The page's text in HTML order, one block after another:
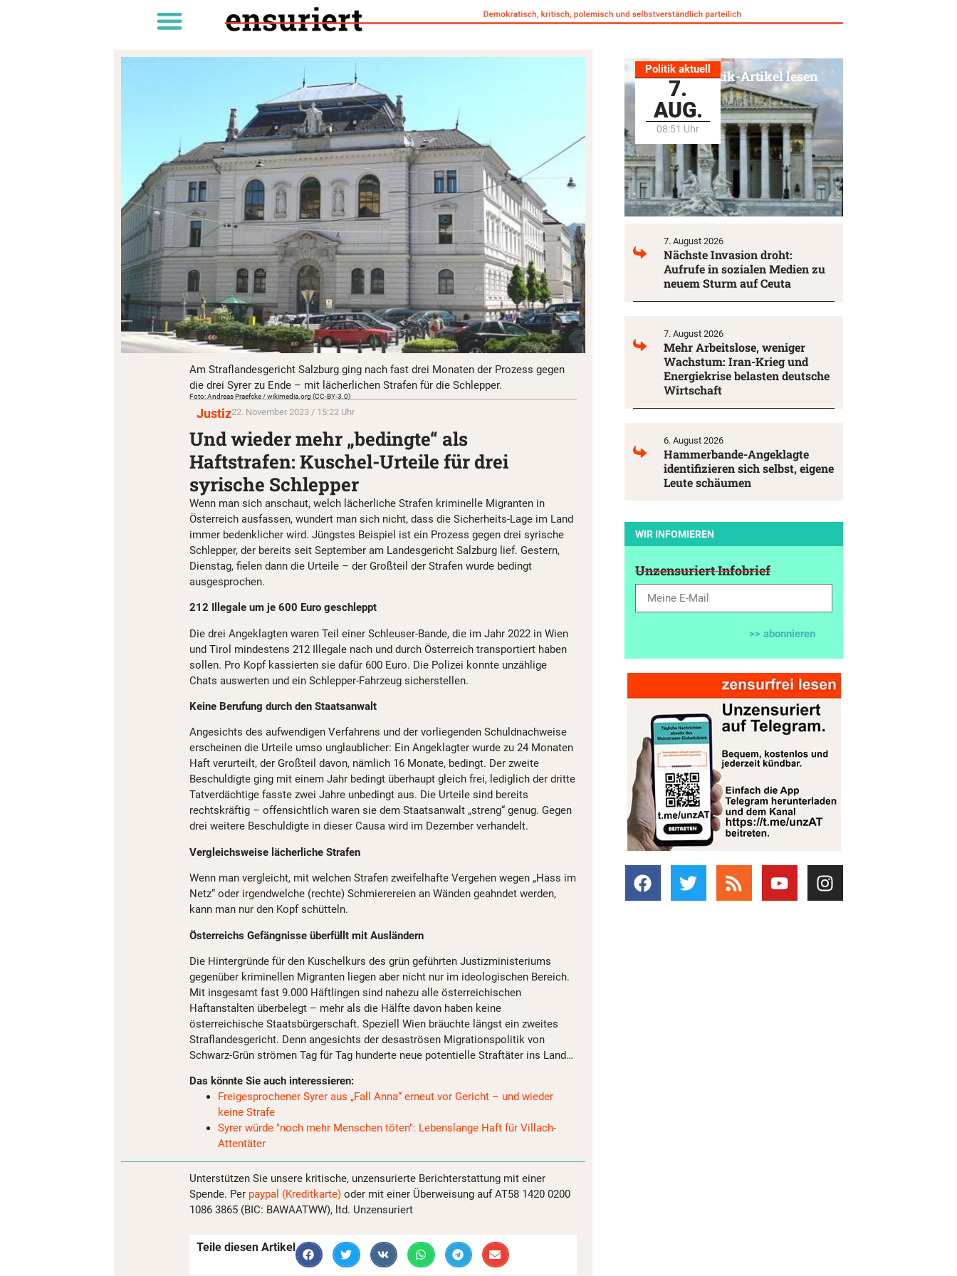
Am Straflandesgericht Salzburg ging nach fast drei Monaten der Prozess gegen
die drei Syrer zu Ende – mit lächerlichen Strafen für die Schlepper.
Foto: Andreas Praefcke / wikimedia.org (CC-BY-3.0)
Justiz22. November 2023 / 15:22 Uhr
Und wieder mehr „bedingte“ als
Haftstrafen: Kuschel-Urteile für drei
syrische Schlepper
Wenn man sich anschaut, welch lächerliche Strafen kriminelle Migranten in
Österreich ausfassen, wundert man sich nicht, dass die Sicherheits-Lage im Land
immer bedenklicher wird. Jüngstes Beispiel ist ein Prozess gegen drei syrische
Schlepper, der bereits seit September am Landesgericht Salzburg lief. Gestern,
Dienstag, fielen dann die Urteile – der Großteil der Strafen wurde bedingt
ausgesprochen.
212 Illegale um je 600 Euro geschleppt
Die drei Angeklagten waren Teil einer Schleuser-Bande, die im Jahr 2022 in Wien
und Tirol mindestens 212 Illegale nach und durch Österreich transportiert haben
sollen. Pro Kopf kassierten sie dafür 600 Euro. Die Polizei konnte unzählige
Chats auswerten und ein Schlepper-Fahrzeug sicherstellen.
Keine Berufung durch den Staatsanwalt
Angesichts des aufwendigen Verfahrens und der vorliegenden Schuldnachweise
erscheinen die Urteile umso unglaublicher: Ein Angeklagter wurde zu 24 Monaten
Haft verurteilt, der Großteil davon, nämlich 16 Monate, bedingt. Der zweite
Beschuldigte ging mit einem Jahr bedingt überhaupt gleich frei, lediglich der dritte
Tatverdächtige fasste zwei Jahre unbedingt aus. Die Urteile sind bereits
rechtskräftig – offensichtlich waren sie dem Staatsanwalt „streng“ genug. Gegen
drei weitere Beschuldigte in dieser Causa wird im Dezember verhandelt.
Vergleichsweise lächerliche Strafen
Wenn man vergleicht, mit welchen Strafen zweifelhafte Vergehen wegen „Hass im
Netz“ oder irgendwelche (rechte) Schmierereien an Wänden geahndet werden,
kann man nur den Kopf schütteln.
Österreichs Gefängnisse überfüllt mit Ausländern
Die Hintergründe für den Kuschelkurs des grün geführten Justizministeriums
gegenüber kriminellen Migranten liegen aber nicht nur im ideologischen Bereich.
Mit insgesamt fast 9.000 Häftlingen sind nahezu alle österreichischen
Haftanstalten überbelegt – mehr als die Hälfte davon haben keine
österreichische Staatsbürgerschaft. Speziell Wien bräuchte längst ein zweites
Straflandesgericht. Denn angesichts der desaströsen Migrationspolitik von
Schwarz-Grün strömen Tag für Tag hunderte neue potentielle Straftäter ins Land…
Das könnte Sie auch interessieren:
Freigesprochener Syrer aus „Fall Anna“ erneut vor Gericht – und wieder
keine Strafe
Syrer würde "noch mehr Menschen töten": Lebenslange Haft für Villach-
Attentäter
Unterstützen Sie unsere kritische, unzensurierte Berichterstattung mit einer
Spende. Per paypal (Kreditkarte) oder mit einer Überweisung auf AT58 1420 0200
1086 3865 (BIC: BAWAATWW), ltd. Unzensuriert
Teile diesen Artikel
Politik aktuell
7.
AUG.
08:51 Uhr
Alle Politik-Artikel lesen
7. August 2026
Nächste Invasion droht:
Aufrufe in sozialen Medien zu
neuem Sturm auf Ceuta
7. August 2026
Mehr Arbeitslose, weniger
Wachstum: Iran-Krieg und
Energiekrise belasten deutsche
Wirtschaft
6. August 2026
Hammerbande-Angeklagte
identifizieren sich selbst, eigene
Leute schäumen
WIR INFOMIEREN
Unzensuriert Infobrief
>> abonnieren